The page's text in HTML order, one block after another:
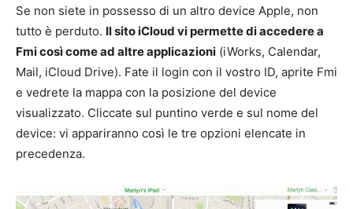
Se non siete in possesso di un altro device Apple, non
tutto è perduto. Il sito iCloud vi permette di accedere a
Fmi così come ad altre applicazioni (iWorks, Calendar,
Mail, iCloud Drive). Fate il login con il vostro ID, aprite Fmi
e vedrete la mappa con la posizione del device
visualizzato. Cliccate sul puntino verde e sul nome del
device: vi appariranno così le tre opzioni elencate in
precedenza.